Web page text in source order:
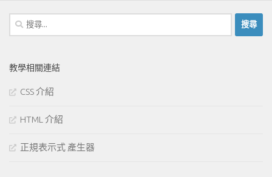
搜
尋
鍵
教學相關連結
CSS 介紹
HTML 介紹
正規表示式 產生器